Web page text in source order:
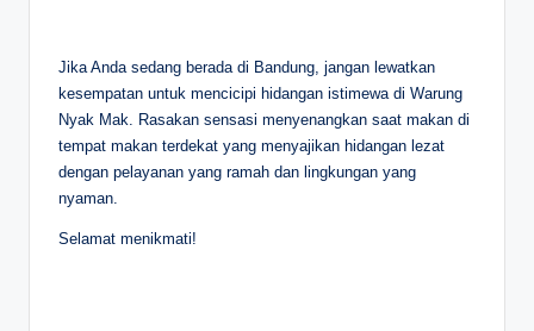
Jika Anda sedang berada di Bandung, jangan lewatkan
kesempatan untuk mencicipi hidangan istimewa di Warung
Nyak Mak. Rasakan sensasi menyenangkan saat makan di
tempat makan terdekat yang menyajikan hidangan lezat
dengan pelayanan yang ramah dan lingkungan yang
nyaman.
Selamat menikmati!